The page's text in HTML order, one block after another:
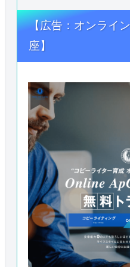
【広告：オンライ
座】